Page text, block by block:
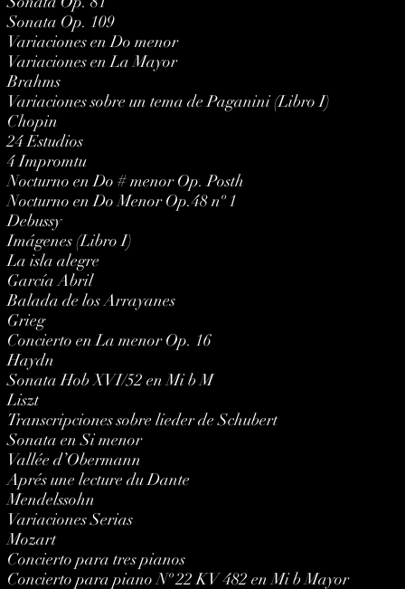
Sonata Op. 109
Variaciones en Do menor
Variaciones en La Mayor
Brahms
Variaciones sobre un tema de Paganini (Libro I)
Chopin
24 Estudios
4 Impromtu
Nocturno en Do # menor Op. Posth
Nocturno en Do Menor Op.48 nº 1
Debussy
Imágenes (Libro I)
La isla alegre
García Abril
Balada de los Arrayanes
Grieg
Concierto en La menor Op. 16
Haydn
Sonata Hob XVI/52 en Mi b M
Liszt
Transcripciones sobre lieder de Schubert
Sonata en Si menor
Vallée d’Obermann
Aprés une lecture du Dante
Mendelssohn
Variaciones Serias
Mozart
Concierto para tres pianos
Concierto para piano Nº 22 KV 482 en Mi b Mayor